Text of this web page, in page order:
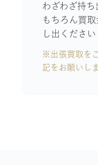
わざわざ持ち
もちろん買
し出ください
※出張買取を
記をお願いし